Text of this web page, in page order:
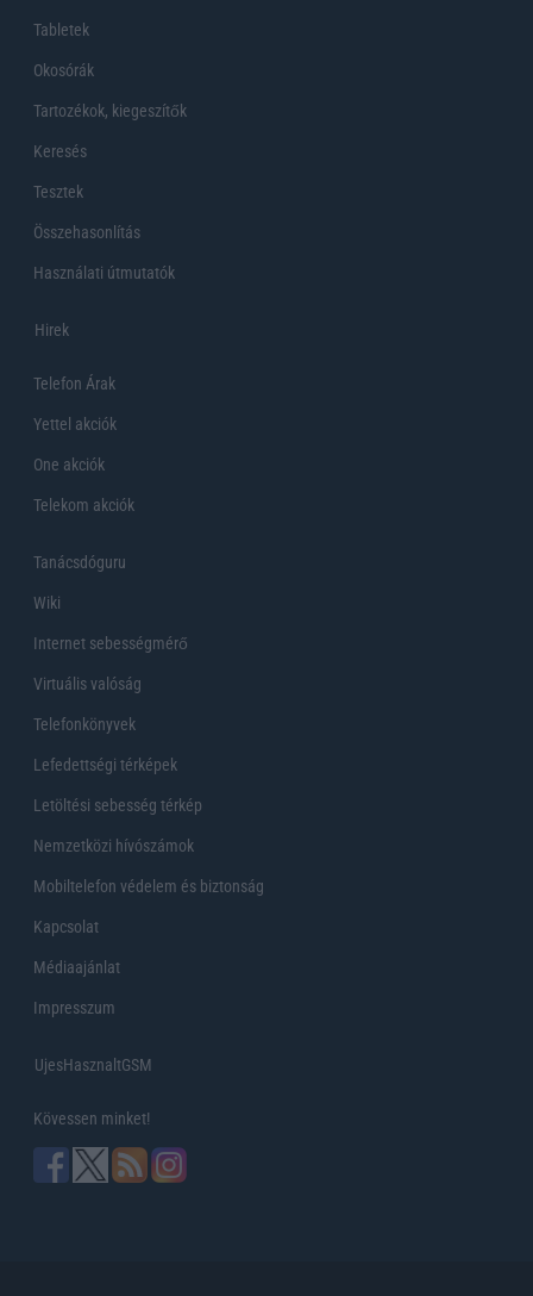
Tabletek
Okosórák
Tartozékok, kiegeszítők
Keresés
Tesztek
Összehasonlítás
Használati útmutatók
Hirek
Telefon Árak
Yettel akciók
One akciók
Telekom akciók
Tanácsdóguru
Wiki
Internet sebességmérő
Virtuális valóság
Telefonkönyvek
Lefedettségi térképek
Letöltési sebesség térkép
Nemzetközi hívószámok
Mobiltelefon védelem és biztonság
Kapcsolat
Médiaajánlat
Impresszum
UjesHasznaltGSM
Kövessen minket!